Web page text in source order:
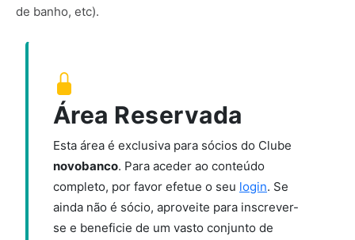
de banho, etc).
Área Reservada
Esta área é exclusiva para sócios do Clube
novobanco. Para aceder ao conteúdo
completo, por favor efetue o seu login. Se
ainda não é sócio, aproveite para inscrever-
se e beneficie de um vasto conjunto de